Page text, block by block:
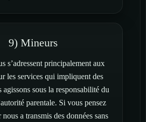
9) Mineurs
s’adressent principalement aux
les services qui impliquent des
agissons sous la responsabilité du
parentale. Si vous pensez
a transmis des données sans